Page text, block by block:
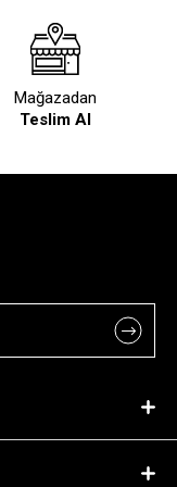
Mağazadan
Teslim Al